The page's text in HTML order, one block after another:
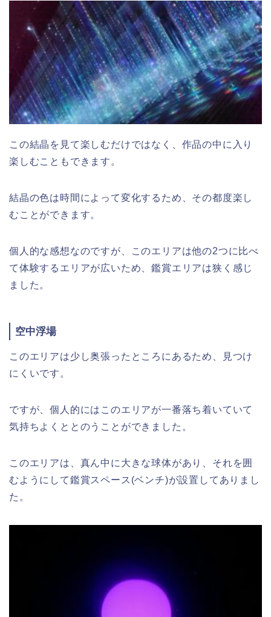
この結晶を見て楽しむだけではなく、作品の中に入り
楽しむこともできます。
結晶の色は時間によって変化するため、その都度楽し
むことができます。
個人的な感想なのですが、このエリアは他の2つに比べ
て体験するエリアが広いため、鑑賞エリアは狭く感じ
ました。
空中浮場
このエリアは少し奥張ったところにあるため、見つけ
にくいです。
ですが、個人的にはこのエリアが一番落ち着いていて
気持ちよくととのうことができました。
このエリアは、真ん中に大きな球体があり、それを囲
むようにして鑑賞スペース(ベンチ)が設置してありまし
た。